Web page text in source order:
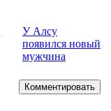
У Алсу
появился новый
мужчина
Комментировать